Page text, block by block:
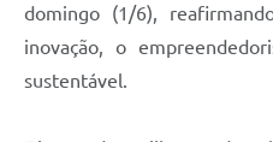
domingo (1/6),
inovação, o
sustentável.